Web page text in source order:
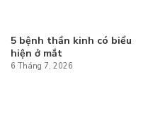
5 bệnh thần kinh có biểu
hiện ở mắt
6 Tháng 7, 2026